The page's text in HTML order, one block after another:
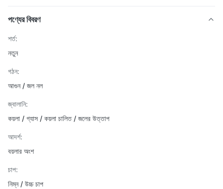
পণ্যের বিবরণ
শর্ত:
নতুন
গঠন:
আগুন / জল নল
জ্বালানি:
কয়লা / গ্যাস / কয়লা চালিত / জলের উত্তাপ
আদর্শ:
বয়লার অংশ
চাপ:
নিম্ন / উচ্চ চাপ